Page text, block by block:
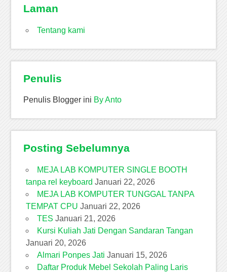
Laman
Tentang kami
Penulis
Penulis Blogger ini By Anto
Posting Sebelumnya
MEJA LAB KOMPUTER SINGLE BOOTH
tanpa rel keyboard Januari 22, 2026
MEJA LAB KOMPUTER TUNGGAL TANPA
TEMPAT CPU Januari 22, 2026
TES Januari 21, 2026
Kursi Kuliah Jati Dengan Sandaran Tangan
Januari 20, 2026
Almari Ponpes Jati Januari 15, 2026
Daftar Produk Mebel Sekolah Paling Laris